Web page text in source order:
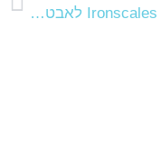
סקירת Ironscales לאבטחת דואר לעסקים